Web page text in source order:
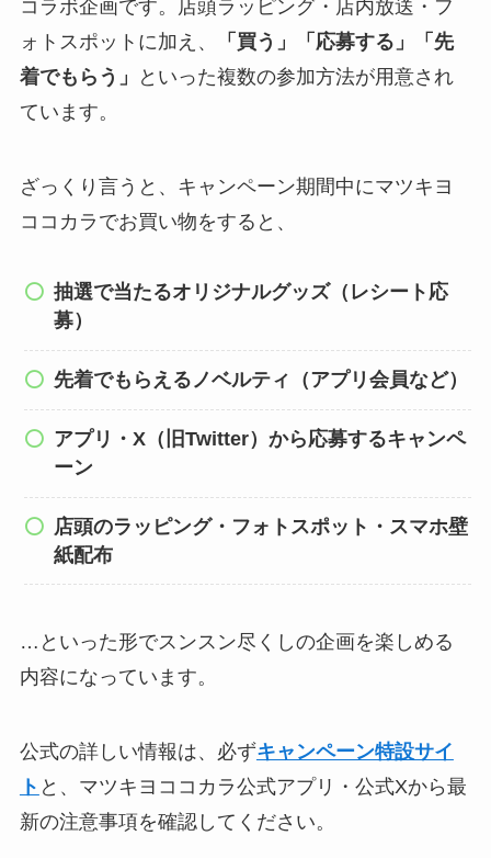
コラボ企画です。店頭ラッピング・店内放送・フ
ォトスポットに加え、
「買う」「応募する」「先
着でもらう」
といった複数の参加方法が用意され
ています。
ざっくり言うと、キャンペーン期間中にマツキヨ
ココカラでお買い物をすると、
抽選で当たるオリジナルグッズ（レシート応
募）
先着でもらえるノベルティ（アプリ会員など）
アプリ・X（旧Twitter）から応募するキャンペ
ーン
店頭のラッピング・フォトスポット・スマホ壁
紙配布
…といった形でスンスン尽くしの企画を楽しめる
内容になっています。
公式の詳しい情報は、必ずキャンペーン特設サイ
ト と、マツキヨココカラ公式アプリ・公式Xから最
新の注意事項を確認してください。